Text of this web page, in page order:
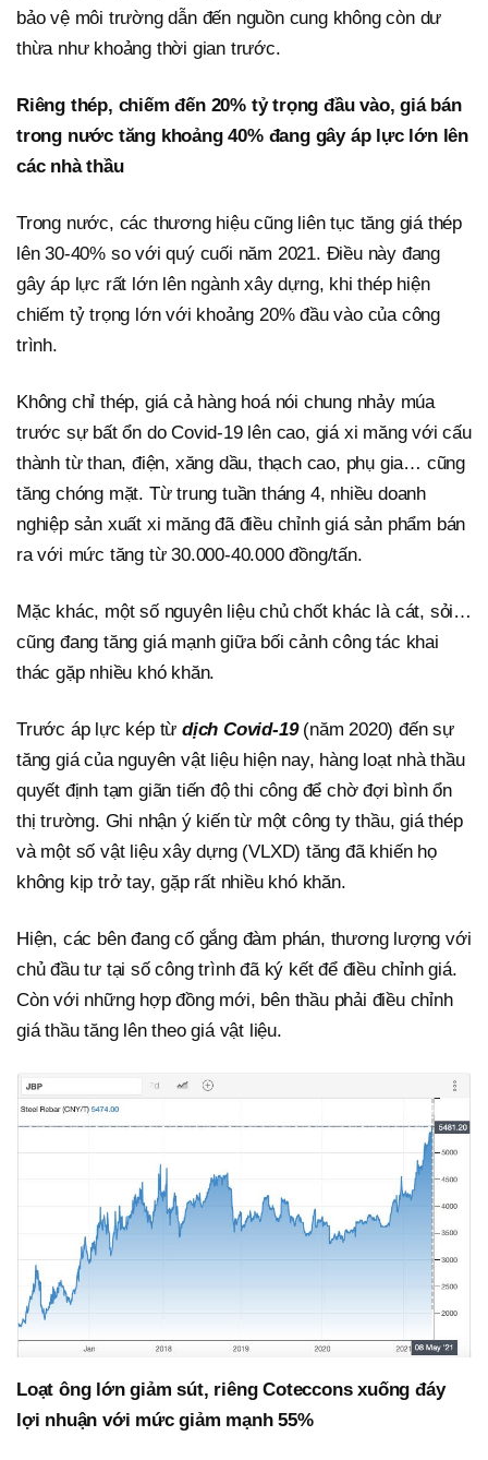
bảo vệ môi trường dẫn đến nguồn cung không còn dư
thừa như khoảng thời gian trước.
Riêng thép, chiếm đến 20% tỷ trọng đầu vào, giá bán
trong nước tăng khoảng 40% đang gây áp lực lớn lên
các nhà thầu
Trong nước, các thương hiệu cũng liên tục tăng giá thép
lên 30-40% so với quý cuối năm 2021. Điều này đang
gây áp lực rất lớn lên ngành xây dựng, khi thép hiện
chiếm tỷ trọng lớn với khoảng 20% đầu vào của công
trình.
Không chỉ thép, giá cả hàng hoá nói chung nhảy múa
trước sự bất ổn do Covid-19 lên cao, giá xi măng với cấu
thành từ than, điện, xăng dầu, thạch cao, phụ gia… cũng
tăng chóng mặt. Từ trung tuần tháng 4, nhiều doanh
nghiệp sản xuất xi măng đã điều chỉnh giá sản phẩm bán
ra với mức tăng từ 30.000-40.000 đồng/tấn.
Mặc khác, một số nguyên liệu chủ chốt khác là cát, sỏi…
cũng đang tăng giá mạnh giữa bối cảnh công tác khai
thác gặp nhiều khó khăn.
Trước áp lực kép từ dịch Covid-19(năm 2020) đến sự
tăng giá của nguyên vật liệu hiện nay, hàng loạt nhà thầu
quyết định tạm giãn tiến độ thi công để chờ đợi bình ổn
thị trường. Ghi nhận ý kiến từ một công ty thầu, giá thép
và một số vật liệu xây dựng (VLXD) tăng đã khiến họ
không kịp trở tay, gặp rất nhiều khó khăn.
Hiện, các bên đang cố gắng đàm phán, thương lượng với
chủ đầu tư tại số công trình đã ký kết để điều chỉnh giá.
Còn với những hợp đồng mới, bên thầu phải điều chỉnh
giá thầu tăng lên theo giá vật liệu.
Loạt ông lớn giảm sút, riêng Coteccons xuống đáy
lợi nhuận với mức giảm mạnh 55%